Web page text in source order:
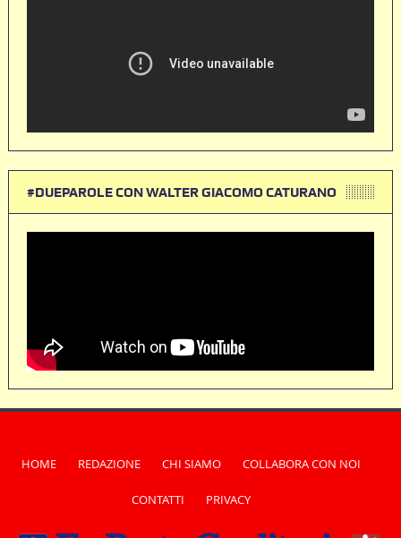
#DUEPAROLE CON WALTER GIACOMO CATURANO
HOME REDAZIONE CHI SIAMO COLLABORA CON NOI
CONTATTI PRIVACY